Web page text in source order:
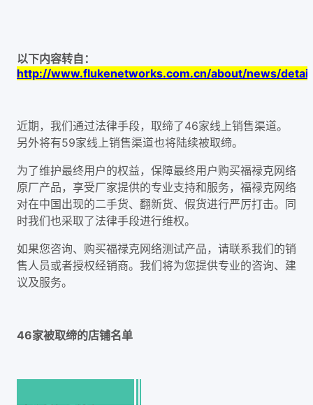
以下内容转自：
http://www.flukenetworks.com.cn/about/news/
近期，我们通过法律手段，取缔了46家线上销售渠道。
另外将有59家线上销售渠道也将陆续被取缔。
为了维护最终用户的权益，保障最终用户购买福禄克网络
原厂产品，享受厂家提供的专业支持和服务，福禄克网络
对在中国出现的二手货、翻新货、假货进行严厉打击。同
时我们也采取了法律手段进行维权。
如果您咨询、购买福禄克网络测试产品，请联系我们的销
售人员或者授权经销商。我们将为您提供专业的咨询、建
议及服务。
46家被取缔的店铺名单